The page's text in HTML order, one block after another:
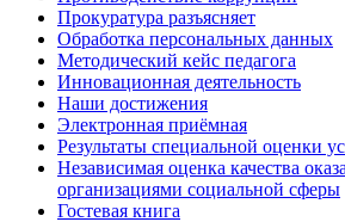
Прокуратура разъясняет
Обработка персональных данных
Методический кейс педагога
Инновационная деятельность
Наши достижения
Электронная приёмная
Результаты специальной оценки
Независимая оценка качества
организациями социальной сферы
Гостевая книга